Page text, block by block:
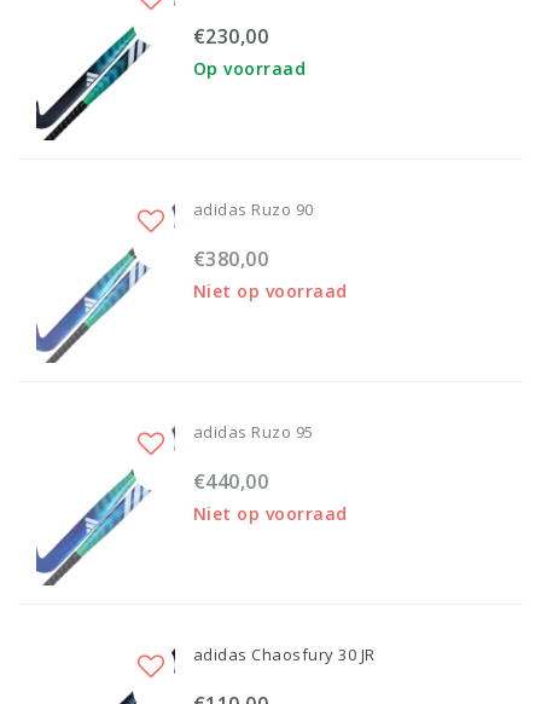
€230,00
Op voorraad
adidas Ruzo 90
€380,00
Niet op voorraad
adidas Ruzo 95
€440,00
Niet op voorraad
adidas Chaosfury 30 JR